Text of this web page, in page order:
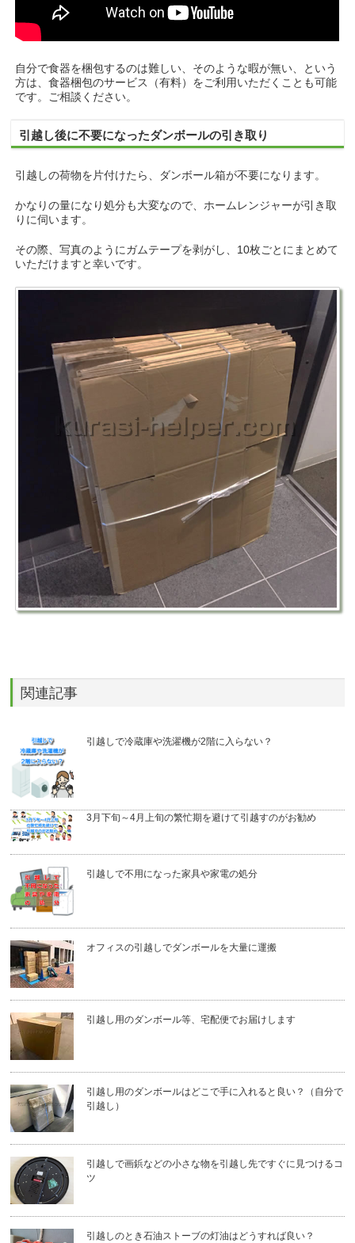
自分で食器を梱包するのは難しい、そのような暇が無い、という
方は、食器梱包のサービス（有料）をご利用いただくことも可能
です。ご相談ください。
引越し後に不要になったダンボールの引き取り
引越しの荷物を片付けたら、ダンボール箱が不要になります。
かなりの量になり処分も大変なので、ホームレンジャーが引き取
りに伺います。
その際、写真のようにガムテープを剥がし、10枚ごとにまとめて
いただけますと幸いです。
関連記事
引越しで冷蔵庫や洗濯機が2階に入らない？
3月下旬～4月上旬の繁忙期を避けて引越すのがお勧め
引越しで不用になった家具や家電の処分
オフィスの引越しでダンボールを大量に運搬
引越し用のダンボール等、宅配便でお届けします
引越し用のダンボールはどこで手に入れると良い？（自分で
引越し）
引越しで画鋲などの小さな物を引越し先ですぐに見つけるコ
ツ
引越しのとき石油ストーブの灯油はどうすれば良い？